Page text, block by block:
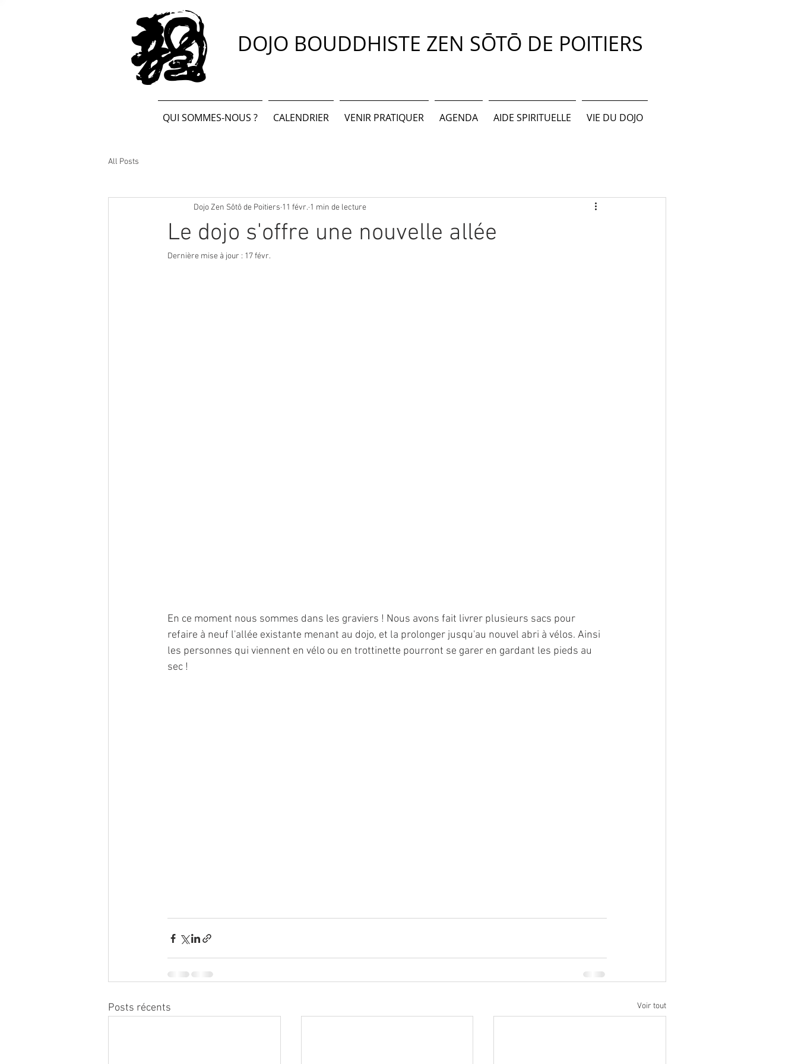
DOJO BOUDDHISTE ZEN SŌTŌ DE POITIERS
QUI SOMMES-NOUS ? CALENDRIER VENIR PRATIQUER AGENDA AIDE SPIRITUELLE VIE DU DOJO
All Posts
Le dojo s'offre une nouvelle allée
Dojo Zen Sôtô de Poitiers 11 févr. 1 min de lecture
Dernière mise à jour : 17 févr.
En ce moment nous sommes dans les graviers ! Nous avons fait livrer plusieurs sacs pour
refaire à neuf l'allée existante menant au dojo, et la prolonger jusqu'au nouvel abri à vélos. Ainsi
les personnes qui viennent en vélo ou en trottinette pourront se garer en gardant les pieds au
sec !
Posts récents Voir tout